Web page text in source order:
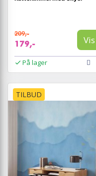
209,-
179,- Vis
På lager
TILBUD